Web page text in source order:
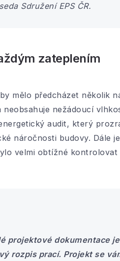
Sdružení EPS ČR.
zateplením
mělo předcházet několik
nežádoucí
audit, který
náročnosti budovy. Dále
velmi obtížné
projektové dokumentace
rozpis prací. Projekt se